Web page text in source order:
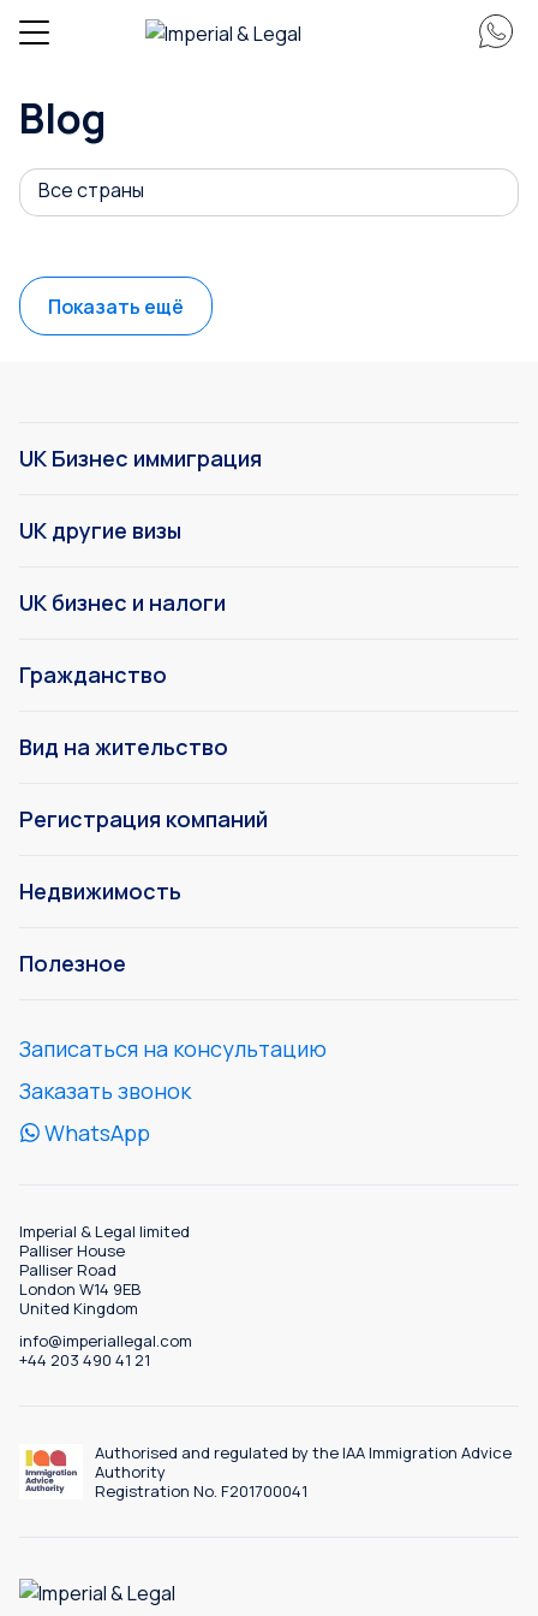
Blog
Все страны
Показать ещё
UK Бизнес иммиграция
UK другие визы
UK бизнес и налоги
Гражданство
Вид на жительство
Регистрация компаний
Недвижимость
Полезное
Записаться на консультацию
Заказать звонок
WhatsApp
Imperial & Legal limited
Palliser House
Palliser Road
London W14 9EB
United Kingdom
info@imperiallegal.com
+44 203 490 41 21
Authorised and regulated by the IAA Immigration Advice
Authority
Registration No. F201700041